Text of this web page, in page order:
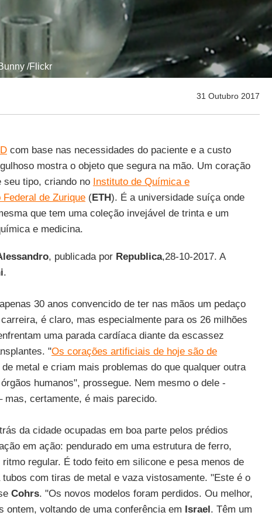
/Flickr
31 Outubro 2017
com base nas necessidades do paciente e a custo
mostra o objeto que segura na mão. Um coração
tipo, criando no Instituto de Química e
de Zurique(ETH). É a universidade suíça onde
que tem uma coleção invejável de trinta e um
e medicina.
, publicada por Republica,28-10-2017. A
.
30 anos convencido de ter nas mãos um pedaço
é claro, mas especialmente para os 26 milhões
uma parada cardíaca diante da escassez
"Os corações artificiais de hoje são de
metal e criam mais problemas do que qualquer outra
humanos", prossegue. Nem mesmo o dele -
mas, certamente, é mais parecido.
da cidade ocupadas em boa parte pelos prédios
em ação: pendurado em uma estrutura de ferro,
regular. É todo feito em silicone e pesa menos de
com tiras de metal e vaza vistosamente. "Este é o
Cohrs. "Os novos modelos foram perdidos. Ou melhor,
ontem, voltando de uma conferência em Israel. Têm um